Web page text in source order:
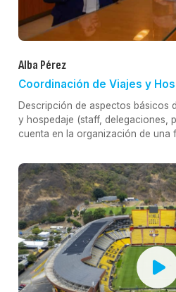
Alba Pérez
Coordinación de Viajes y
Descripción de aspectos básicos
y hospedaje (staff, delegaciones,
cuenta en la organización de una